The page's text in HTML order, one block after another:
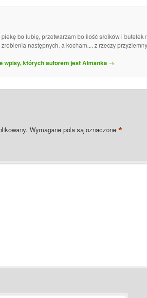
bo lubię, przetwarzam bo ilość słoików i butelek
następnych, a kocham.... z rzeczy
wpisy, których autorem jest Almanka →
Wymagane pola są oznaczone *